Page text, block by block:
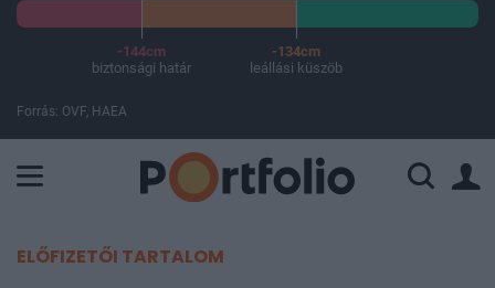
-144cm
biztonsági határ
-134cm
leállási küszöb
Forrás: OVF, HAEA
ELŐFIZETŐI TARTALOM